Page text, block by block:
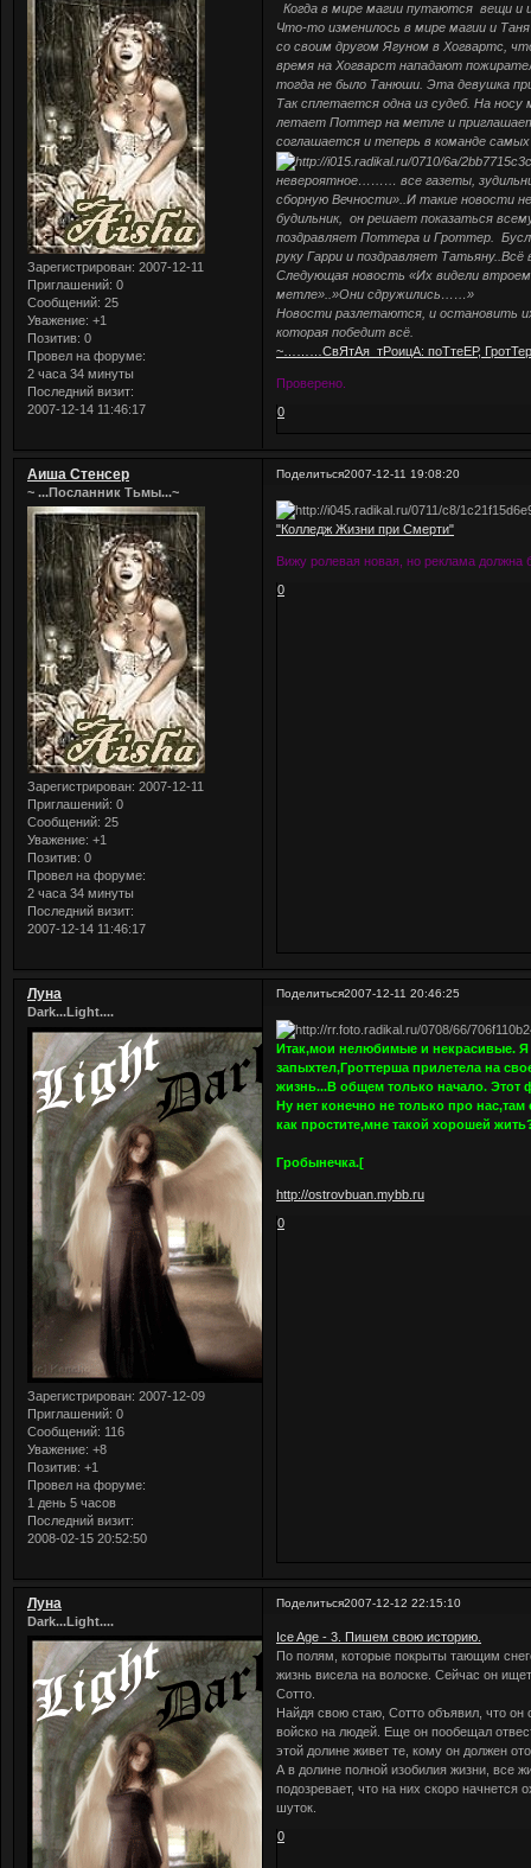
Зарегистрирован: 2007-12-11
Приглашений: 0
Сообщений: 25
Уважение: +1
Позитив: 0
Провел на форуме:
2 часа 34 минуты
Последний визит:
2007-12-14 11:46:17
Когда в мире магии путаются вещи и
Что-то изменилось в мире магии и
со своим другом Ягуном в Хогвартс,
время на Хогварст нападают
тогда не было Танюши. Эта девушка
Так сплетается одна из судеб. На
летает Поттер на метле и
соглашается и теперь в команде
невероятное……… все газеты,
сборную Вечности»..И такие новости
будильник, он решает показаться
поздравляет Поттера и Гроттер.
руку Гарри и поздравляет
Следующая новость «Их видели
метле»..»Они сдружились……»
Новости разлетаются, и остановить
которая победит всё.
~………СвЯтАя тРоицА: поТтеЕР,
Проверено.
0
Поделиться2007-12-11 19:08:20
Аиша Стенсер
~ ...Посланник Тьмы...~
Зарегистрирован: 2007-12-11
Приглашений: 0
Сообщений: 25
Уважение: +1
Позитив: 0
Провел на форуме:
2 часа 34 минуты
Последний визит:
2007-12-14 11:46:17
"Колледж Жизни при Смерти"
Вижу ролевая новая, но реклама должна
0
Поделиться2007-12-11 20:46:25
Луна
Dark...Light....
Зарегистрирован: 2007-12-09
Приглашений: 0
Сообщений: 116
Уважение: +8
Позитив: +1
Провел на форуме:
1 день 5 часов
Последний визит:
2008-02-15 20:52:50
Итак,мои нелюбимые и некрасивые. Я
запыхтел,Гроттерша прилетела на
жизнь...В общем только начало. Этот
Ну нет конечно не только про
как простите,мне такой хорошей
Гробынечка.[
http://ostrovbuan.mybb.ru
0
Поделиться2007-12-12 22:15:10
Луна
Dark...Light....
Ice Age - 3. Пишем свою историю.
По полям, которые покрыты тающим
жизнь висела на волоске. Сейчас он
Сотто.
Найдя свою стаю, Сотто объявил, что он
войско на людей. Еще он пообещал
этой долине живет те, кому он должен
А в долине полной изобилия жизни, все
подозревает, что на них скоро
шуток.
0